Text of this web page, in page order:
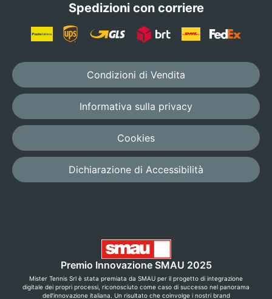
Spedizioni con corriere
Condizioni di Vendita
Informativa sulla privacy
Cookies
Dichiarazione di Accessibilità
Premio Innovazione SMAU 2025
Mister Tennis Srl è stata premiata da SMAU per il progetto di integrazione
digitale dei propri processi, riconosciuto come caso di successo nel panorama
dell’innovazione italiana. Un risultato che coinvolge i nostri brand